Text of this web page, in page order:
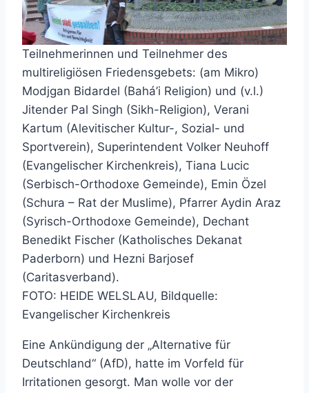
Teilnehmerinnen und Teilnehmer des
multireligiösen Friedensgebets: (am Mikro)
Modjgan Bidardel (Bahá’i Religion) und (v.l.)
Jitender Pal Singh (Sikh-Religion), Verani
Kartum (Alevitischer Kultur-, Sozial- und
Sportverein), Superintendent Volker Neuhoff
(Evangelischer Kirchenkreis), Tiana Lucic
(Serbisch-Orthodoxe Gemeinde), Emin Özel
(Schura – Rat der Muslime), Pfarrer Aydin Araz
(Syrisch-Orthodoxe Gemeinde), Dechant
Benedikt Fischer (Katholisches Dekanat
Paderborn) und Hezni Barjosef
(Caritasverband).
FOTO: HEIDE WELSLAU, Bildquelle:
Evangelischer Kirchenkreis
Eine Ankündigung der „Alternative für
Deutschland“ (AfD), hatte im Vorfeld für
Irritationen gesorgt. Man wolle vor der